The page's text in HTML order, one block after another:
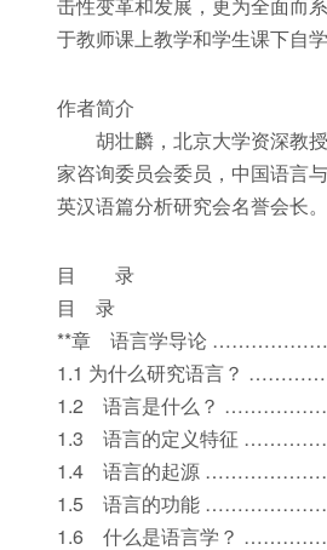
于教师课上教学和学生课下自学
作者简介
胡壮麟，北京大学资深教授
家咨询委员会委员，中国语言
英汉语篇分析研究会名誉会长。
目 录
目 录
**章 语言学导论
1.1 为什么研究语言？
1.2 语言是什么？
1.3 语言的定义特征
1.4 语言的起源
1.5 语言的功能
1.6 什么是语言学？